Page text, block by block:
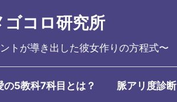
ゴコロ研究所
トが導き出した彼女作りの方程式〜
の5教科7科目とは？ 脈アリ度診断